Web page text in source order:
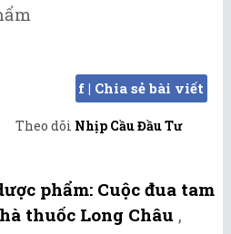
f | Chia sẻ bài viết
Theo dõi Nhịp Cầu Đầu Tư
phẩm: Cuộc đua tam
thuốc Long Châu ,